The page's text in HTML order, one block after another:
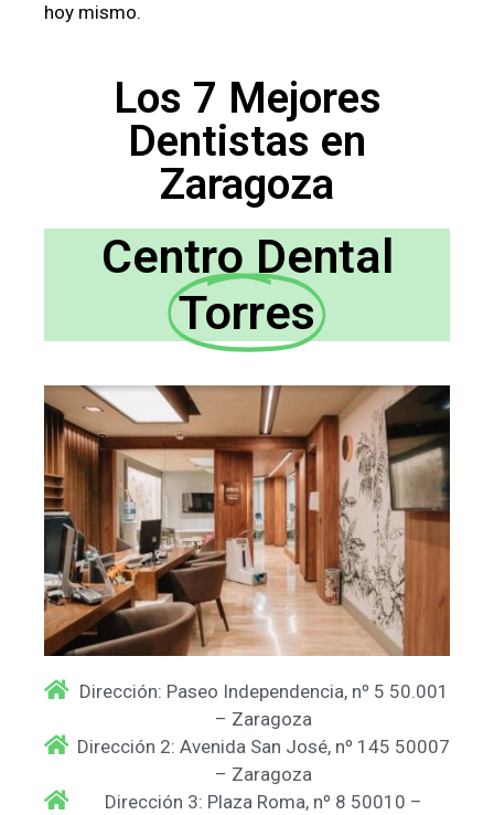
hoy mismo.
Los 7 Mejores
Dentistas en
Zaragoza
Centro Dental
Torres
Dirección: Paseo Independencia, nº 5 50.001
– Zaragoza
Dirección 2: Avenida San José, nº 145 50007
– Zaragoza
Dirección 3: Plaza Roma, nº 8 50010 –